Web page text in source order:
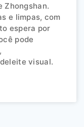
Zhongshan.
e limpas, com
espera por
pode
visual.